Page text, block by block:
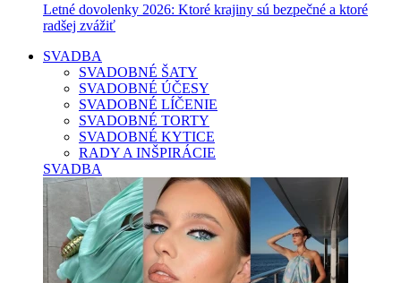
Letné dovolenky 2026: Ktoré krajiny sú bezpečné a ktoré
radšej zvážiť
SVADBA
SVADOBNÉ ŠATY
SVADOBNÉ ÚČESY
SVADOBNÉ LÍČENIE
SVADOBNÉ TORTY
SVADOBNÉ KYTICE
RADY A INŠPIRÁCIE
SVADBA